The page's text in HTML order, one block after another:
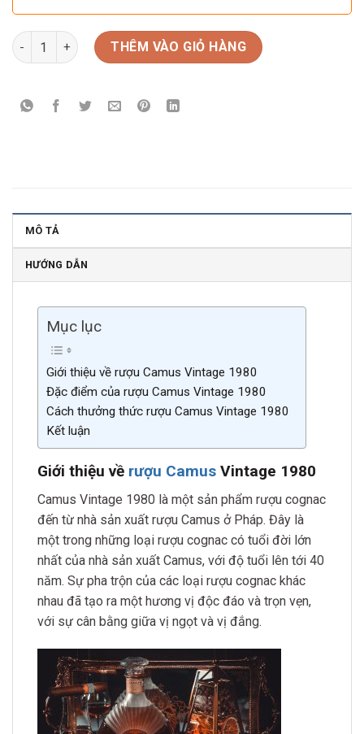
Camus Vintage 1980 số lượngTHÊM VÀO GIỎ HÀNG
MÔ TẢ
HƯỚNG DẪN
Mục lục
Giới thiệu về rượu Camus Vintage 1980
Đặc điểm của rượu Camus Vintage 1980
Cách thưởng thức rượu Camus Vintage 1980
Kết luận
Giới thiệu về rượu Camus Vintage 1980
Camus Vintage 1980 là một sản phẩm rượu cognac
đến từ nhà sản xuất rượu Camus ở Pháp. Đây là
một trong những loại rượu cognac có tuổi đời lớn
nhất của nhà sản xuất Camus, với độ tuổi lên tới 40
năm. Sự pha trộn của các loại rượu cognac khác
nhau đã tạo ra một hương vị độc đáo và trọn vẹn,
với sự cân bằng giữa vị ngọt và vị đắng.